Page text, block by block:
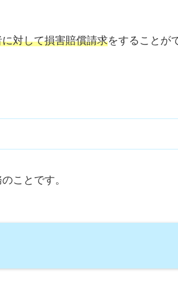
対して損害賠償請求をすることが
ことです。